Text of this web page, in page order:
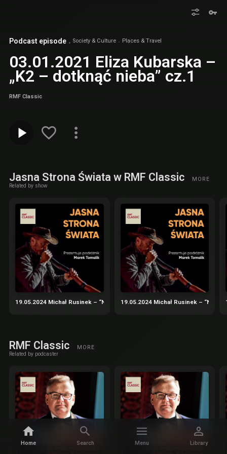
Home Search Menu Library
Podcast episode Society & Culture Places & Travel
03.01.2021 Eliza Kubarska –
„K2 – dotknąć nieba” cz.1
RMF Classic
Jasna Strona Świata w RMF Classic MORE
Related by show
19.05.2024 Michał Rusinek – “Nadbagaż” – podróże nie tylko literackie
19.05.2024 Michał Rusinek –
RMF Classic MORE
Related by podcaster